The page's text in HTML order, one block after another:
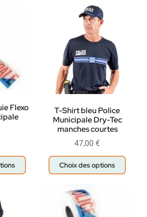
Flexo
T-Shirt bleu Police
Municipale Dry-Tec
manches courtes
47,00 €
Choix des options